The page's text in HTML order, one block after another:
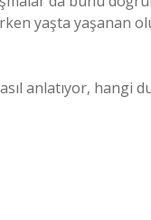
yaşta yaşanan
anlatıyor, hangi